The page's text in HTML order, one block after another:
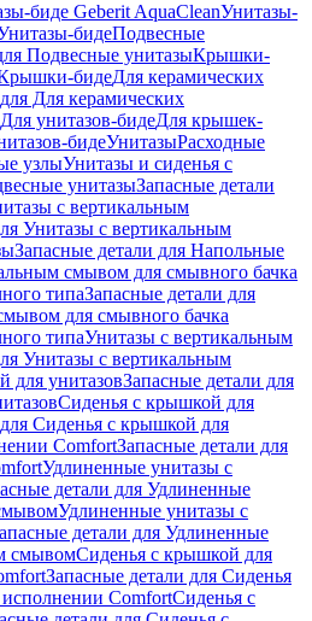
биде Geberit AquaCleanУнитазы-
бидеПодвесные
Подвесные унитазыКрышки-
Крышки-бидеДля керамических
Для керамических
Для унитазов-бидеДля крышек-
бидеУнитазыРасходные
узлыУнитазы и сиденья с
унитазыЗапасные детали
с вертикальным
Унитазы с вертикальным
Запасные детали для Напольные
смывом для смывного бачка
типаЗапасные детали для
для смывного бачка
типаУнитазы с вертикальным
Унитазы с вертикальным
для унитазовЗапасные детали для
Сиденья с крышкой для
Сиденья с крышкой для
ComfortЗапасные детали для
Удлиненные унитазы с
детали для Удлиненные
Удлиненные унитазы с
детали для Удлиненные
смывомСиденья с крышкой для
Запасные детали для Сиденья
ComfortСиденья с